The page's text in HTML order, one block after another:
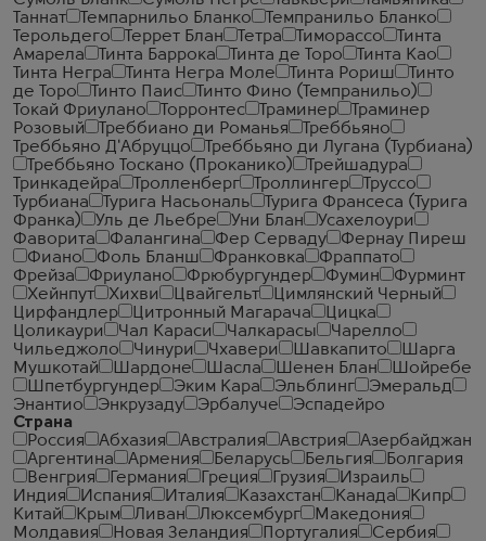
Таннат
Темпарнильо Бланко
Темпранильо Бланко
Терольдего
Террет Блан Тетра Тиморассо
Тинта
Амарела
Тинта Баррока Тинта де Торо
Тинта Као
Тинта Негра
Тинта Негра Моле Тинта Рориш
Тинто
де Торо
Тинто Паис
Тинто Фино (Темпранильо)
Токай Фриулано
Торронтес Траминер
Траминер
Розовый
Треббиано ди Романья
Треббьяно
Треббьяно Д'Абруццо
Треббьяно ди Лугана (Турбиана)
Треббьяно Тоскано (Проканико)
Трейшадура
Тринкадейра
Тролленберг Троллингер
Труссо
Турбиана
Турига Насьональ
Турига Франсеса (Турига
Франка)
Уль де Льебре Уни Блан
Усахелоури
Фаворита
Фалангина Фер Серваду
Фернау Пиреш
Фиано
Фоль Бланш Франковка
Фраппато
Фрейза
Фриулано Фрюбургундер Фумин
Фурминт
Хейнпут
Хихви Цвайгельт
Цимлянский Черный
Цирфандлер
Цитронный Магарача
Цицка
Цоликаури
Чал Караси Чалкарасы
Чарелло
Чильеджоло
Чинури Чхавери Шавкапито
Шарга
Мушкотай
Шардоне Шасла Шенен Блан
Шойребе
Шпетбургундер
Эким Кара Эльблинг
Эмеральд
Энантио
Энкрузаду Эрбалуче
Эспадейро
Страна
Россия
Абхазия Австралия Австрия
Азербайджан
Аргентина
Армения Беларусь Бельгия
Болгария
Венгрия
Германия Греция Грузия
Израиль
Индия
Испания Италия Казахстан Канада
Кипр
Китай
Крым Ливан Люксембург
Македония
Молдавия
Новая Зеландия Португалия Сербия